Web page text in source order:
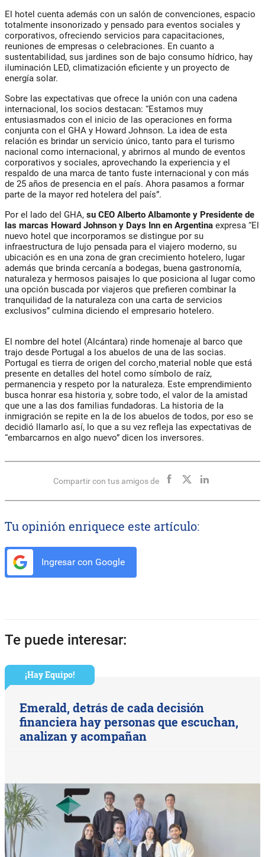
El hotel cuenta además con un salón de convenciones, espacio
totalmente insonorizado y pensado para eventos sociales y
corporativos, ofreciendo servicios para capacitaciones,
reuniones de empresas o celebraciones. En cuanto a
sustentabilidad, sus jardines son de bajo consumo hídrico, hay
iluminación LED, climatización eficiente y un proyecto de
energía solar.
Sobre las expectativas que ofrece la unión con una cadena
internacional, los socios destacan: “Estamos muy
entusiasmados con el inicio de las operaciones en forma
conjunta con el GHA y Howard Johnson. La idea de esta
relación es brindar un servicio único, tanto para el turismo
nacional como internacional, y abrirnos al mundo de eventos
corporativos y sociales, aprovechando la experiencia y el
respaldo de una marca de tanto fuste internacional y con más
de 25 años de presencia en el país. Ahora pasamos a formar
parte de la mayor red hotelera del país”.
Por el lado del GHA, su CEO Alberto Albamonte y Presidente de
las marcas Howard Johnson y Days Inn en Argentina expresa “El
nuevo hotel que incorporamos se distingue por su
infraestructura de lujo pensada para el viajero moderno, su
ubicación es en una zona de gran crecimiento hotelero, lugar
además que brinda cercanía a bodegas, buena gastronomía,
naturaleza y hermosos paisajes lo que posiciona al lugar como
una opción buscada por viajeros que prefieren combinar la
tranquilidad de la naturaleza con una carta de servicios
exclusivos” culmina diciendo el empresario hotelero.
El nombre del hotel (Alcántara) rinde homenaje al barco que
trajo desde Portugal a los abuelos de una de las socias.
Portugal es tierra de origen del corcho¸ material noble que está
presente en detalles del hotel como símbolo de raíz,
permanencia y respeto por la naturaleza. Este emprendimiento
busca honrar esa historia y, sobre todo, el valor de la amistad
que une a las dos familias fundadoras. La historia de la
inmigración se repite en la de los abuelos de todos, por eso se
decidió llamarlo así, lo que a su vez refleja las expectativas de
“embarcarnos en algo nuevo” dicen los inversores.
Compartir con tus amigos de
Tu opinión enriquece este artículo:
Ingresar con Google
Te puede interesar:
¡Hay Equipo!
Emerald, detrás de cada decisión
financiera hay personas que escuchan,
analizan y acompañan